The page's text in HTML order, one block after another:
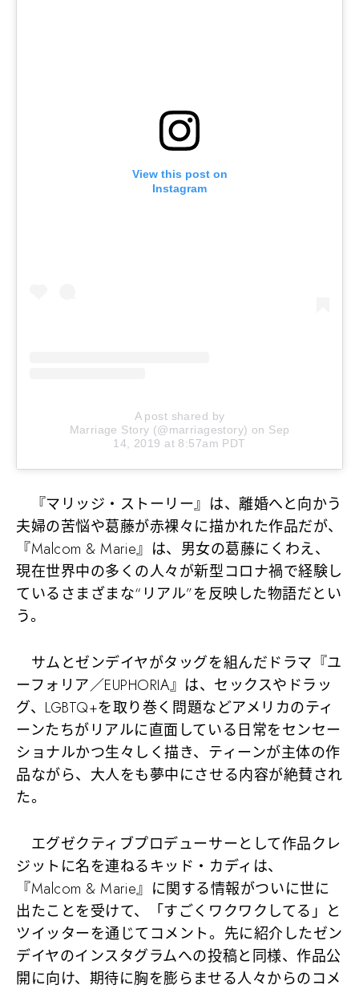
View this post on
Instagram
A post shared by
Marriage Story (@marriagestory) on Sep
14, 2019 at 8:57am PDT
『マリッジ・ストーリー』は、離婚へと向かう
夫婦の苦悩や葛藤が赤裸々に描かれた作品だが、
『Malcom & Marie』は、男女の葛藤にくわえ、
現在世界中の多くの人々が新型コロナ禍で経験し
ているさまざまな“リアル”を反映した物語だとい
う。
サムとゼンデイヤがタッグを組んだドラマ『ユ
ーフォリア／EUPHORIA』は、セックスやドラッ
グ、LGBTQ+を取り巻く問題などアメリカのティ
ーンたちがリアルに直面している日常をセンセー
ショナルかつ生々しく描き、ティーンが主体の作
品ながら、大人をも夢中にさせる内容が絶賛され
た。
エグゼクティブプロデューサーとして作品クレ
ジットに名を連ねるキッド・カディは、
『Malcom & Marie』に関する情報がついに世に
出たことを受けて、「すごくワクワクしてる」と
ツイッターを通じてコメント。先に紹介したゼン
デイヤのインスタグラムへの投稿と同様、作品公
開に向け、期待に胸を膨らませる人々からのコメ